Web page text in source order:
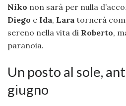
Niko non sarà per nulla
Diego e Ida, Lara tornerà
sereno nella vita di Roberto,
paranoia.
Un posto al sole,
giugno